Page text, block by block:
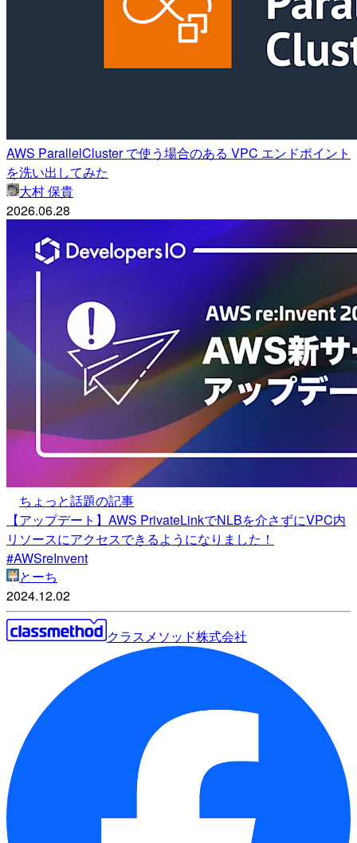
AWS ParallelCluster で使う場合のある VPC エンドポイント
を洗い出してみた
大村 保貴
2026.06.28
ちょっと話題の記事
【アップデート】AWS PrivateLinkでNLBを介さずにVPC内
リソースにアクセスできるようになりました！
#AWSreInvent
とーち
2024.12.02
クラスメソッド株式会社